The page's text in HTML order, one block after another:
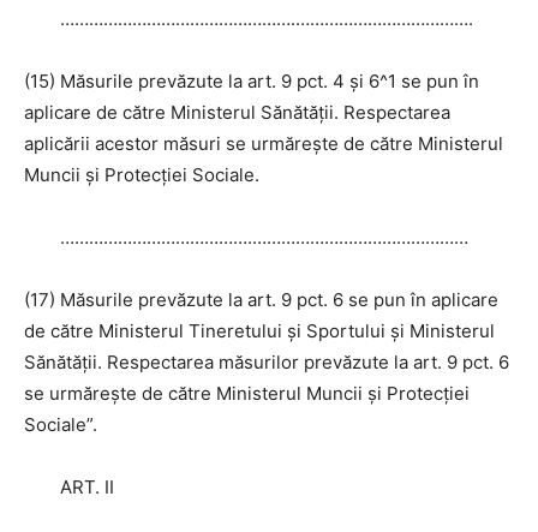
………………………………………….……………………………….
(15) Măsurile prevăzute la art. 9 pct. 4 şi 6^1 se pun în
aplicare de către Ministerul Sănătăţii. Respectarea
aplicării acestor măsuri se urmăreşte de către Ministerul
Muncii şi Protecţiei Sociale.
………………………………….………………………………………
(17) Măsurile prevăzute la art. 9 pct. 6 se pun în aplicare
de către Ministerul Tineretului şi Sportului şi Ministerul
Sănătăţii. Respectarea măsurilor prevăzute la art. 9 pct. 6
se urmăreşte de către Ministerul Muncii şi Protecţiei
Sociale”.
ART. II